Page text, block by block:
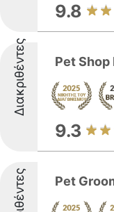
9.8
Διακριθέντες Pet
9.3
Pet